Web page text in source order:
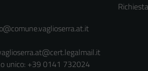
unico: +39 0141 732024